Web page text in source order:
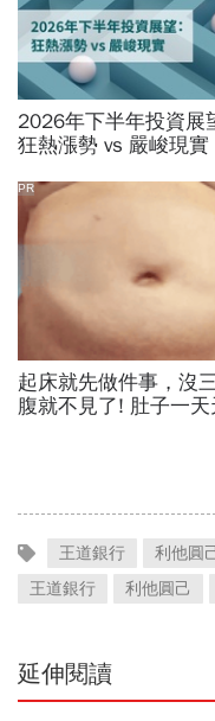
2026年下半年投資展
狂熱漲勢 vs 嚴峻現實
起床就先做件事，沒
腹就不見了! 肚子一天
PR
王道銀行 利他圓
王道銀行
利他圓己
延伸閱讀